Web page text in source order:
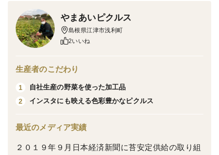
全国の皆様へお届けできるようにピクルスに仕上げま
した。
ひとつずつ丁寧に湯剥きしたミニトマトは
ピンチョスにしたりカレーやお肉料理の添えものに。
やまあいピクルス
島根県江津市浅利町
2いいね
生産者のこだわり
1
自社生産の野菜を使った加工品
2
インスタにも映える色彩豊かなピクルス
最近のメディア実績
２０１９年９月日本経済新聞に苔安定供給の取り組